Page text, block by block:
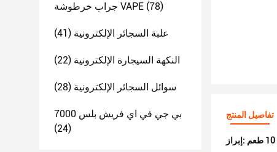
جراب خرطوشة VAPE (78)
علبة السجائر الإلكترونية (41)
النكهة السيجارة الإلكترونية (22)
سوائل السجائر الإلكترونية (28)
بي جي في اي فريش بلس 7000
(24)
تفاصيل المنتج
إبراز: